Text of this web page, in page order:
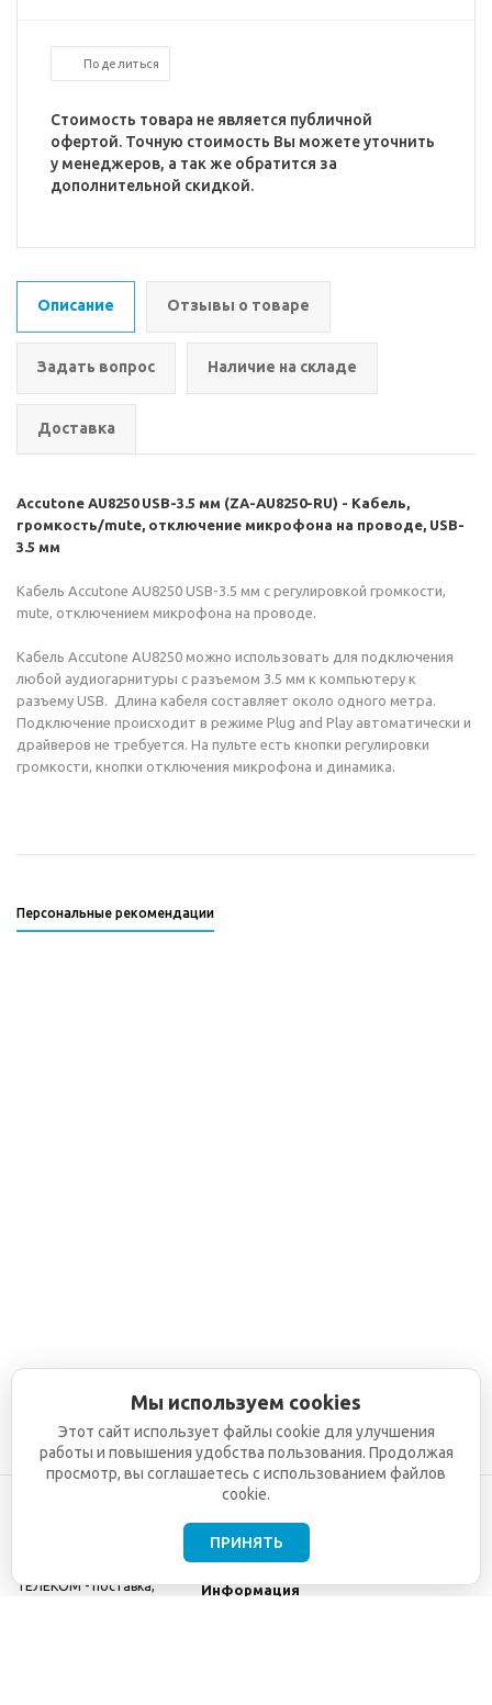
Поделиться
Стоимость товара не является публичной
офертой. Точную стоимость Вы можете уточнить
у менеджеров, а так же обратится за
дополнительной скидкой.
Описание Отзывы о товаре
Задать вопрос Наличие на складе
Доставка
Accutone AU8250 USB-3.5 мм (ZA-AU8250-RU) - Кабель,
громкость/mute, отключение микрофона на проводе, USB-
3.5 мм
Кабель Accutone AU8250 USB-3.5 мм с регулировкой громкости,
mute, отключением микрофона на проводе.
Кабель Accutone AU8250 можно использовать для подключения
любой аудиогарнитуры с разъемом 3.5 мм к компьютеру к
разъему USB. Длина кабеля составляет около одного метра.
Подключение происходит в режиме Plug and Play автоматически и
драйверов не требуется. На пульте есть кнопки регулировки
громкости, кнопки отключения микрофона и динамика.
Персональные рекомендации
ТЕЛЕКОМ - поставка,
Информация
Мы используем cookies
Этот сайт использует файлы cookie для улучшения
работы и повышения удобства пользования. Продолжая
просмотр, вы соглашаетесь с использованием файлов
cookie.
ПРИНЯТЬ